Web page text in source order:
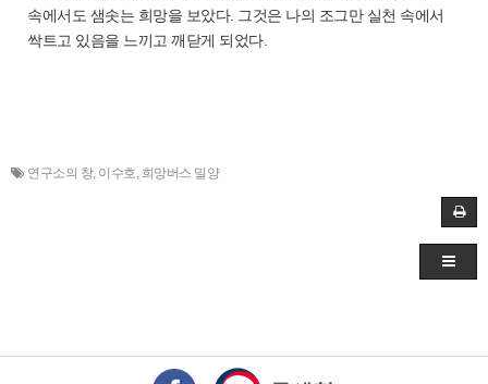
속에서도 샘솟는 희망을 보았다. 그것은 나의 조그만 실천 속에서
싹트고 있음을 느끼고 깨닫게 되었다.
연구소의 창, 이수호, 희망버스 밀양